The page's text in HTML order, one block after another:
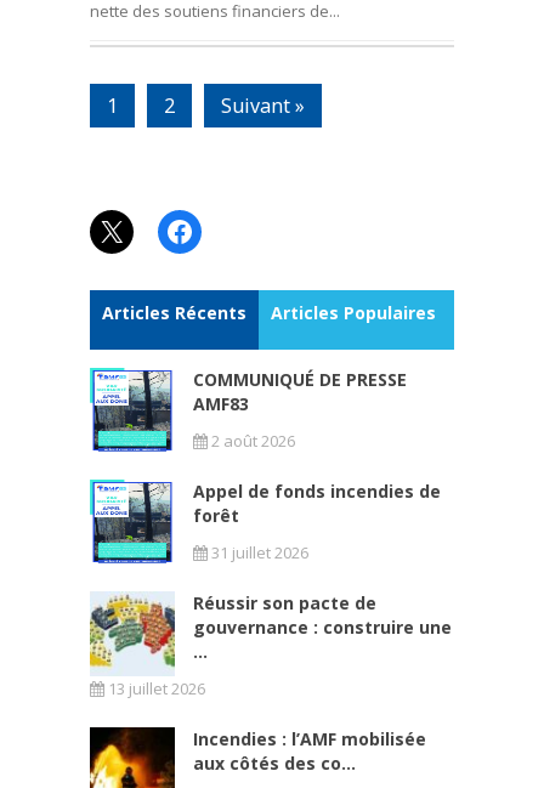
nette des soutiens financiers de...
1 2 Suivant »
X Facebook
Articles Récents Articles Populaires
COMMUNIQUÉ DE PRESSE
AMF83
2 août 2026
Appel de fonds incendies de
forêt
31 juillet 2026
Réussir son pacte de
gouvernance : construire une
...
13 juillet 2026
Incendies : l’AMF mobilisée
aux côtés des co...